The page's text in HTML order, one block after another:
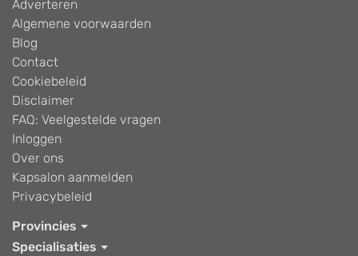
Adverteren
Algemene voorwaarden
Blog
Contact
Cookiebeleid
Disclaimer
FAQ: Veelgestelde vragen
Inloggen
Over ons
Kapsalon aanmelden
Privacybeleid
Provincies
Specialisaties